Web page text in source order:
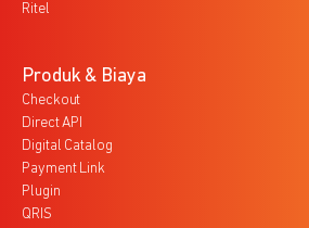
Ritel
Produk & Biaya
Checkout
Direct API
Digital Catalog
Payment Link
Plugin
QRIS